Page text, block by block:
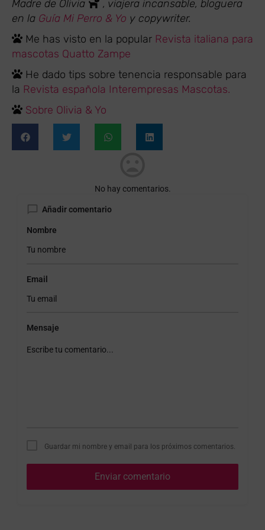
Madre de Olivia
, viajera incansable, bloguera
en la Guía Mi Perro & Yo y copywriter.
Me has visto en la popular Revista italiana para
mascotas Quatto Zampe
He dado tips sobre tenencia responsable para
la Revista española Interempresas Mascotas.
Sobre Olivia & Yo
No hay comentarios.
Añadir comentario
Nombre
Email
Mensaje
Guardar mi nombre y email para los próximos comentarios.
Enviar comentario